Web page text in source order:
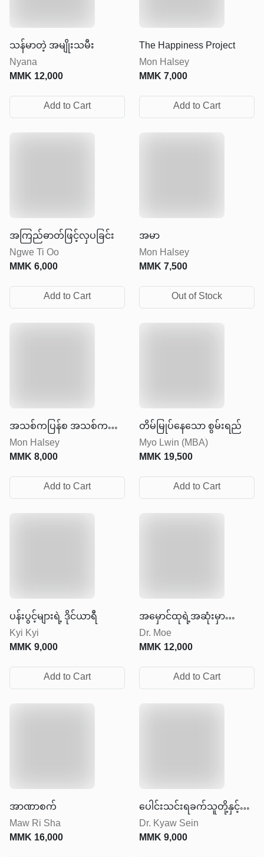
သန်မာတဲ့ အမျိုးသမီး
Nyana
MMK12,000
Add to Cart
The Happiness Project
Mon Halsey
MMK7,000
Add to Cart
အကြည်ဓာတ်ဖြင့်လှပခြင်း
Ngwe Ti Oo
MMK6,000
Add to Cart
အမာ
Mon Halsey
MMK7,500
Out of Stock
အသစ်ကပြန်စ အသစ်ကပြန်
လုပ်
Mon Halsey
MMK8,000
Add to Cart
တိမ်မြုပ်နေသော စွမ်းရည်
Myo Lwin (MBA)
MMK19,500
Add to Cart
ပန်းပွင့်များရဲ့ ဒိုင်ယာရီ
Kyi Kyi
MMK9,000
Add to Cart
အမှောင်ထုရဲ့အဆုံးမှာ
အလင်းရောင်ရှိတယ်
Dr. Moe
MMK12,000
Add to Cart
အာဏာစက်
Maw Ri Sha
MMK16,000
ပေါင်းသင်းရခက်သူတို့နှင့်
အဆင်ပြေစွာဆက်ဆံနည်း
များ
Dr. Kyaw Sein
MMK9,000